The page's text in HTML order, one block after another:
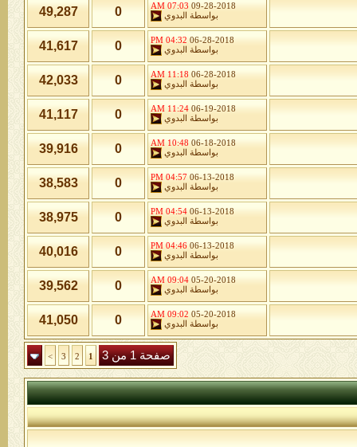
09-28-2018
07:03 AM
بواسطة
البدوي 0
49,287
06-28-2018
04:32 PM
بواسطة
البدوي 0
41,617
06-28-2018
11:18 AM
بواسطة
البدوي 0
42,033
06-19-2018
11:24 AM
بواسطة
البدوي 0
41,117
06-18-2018
10:48 AM
بواسطة
البدوي 0
39,916
06-13-2018
04:57 PM
بواسطة
البدوي 0
38,583
06-13-2018
04:54 PM
بواسطة
البدوي 0
38,975
06-13-2018
04:46 PM
بواسطة
البدوي 0
40,016
05-20-2018
09:04 AM
بواسطة
البدوي 0
39,562
05-20-2018
09:02 AM
بواسطة
البدوي 0
41,050
صفحة 1 من 3 1
2
3
>